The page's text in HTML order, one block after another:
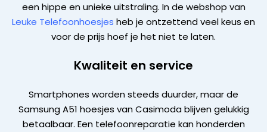
een hippe en unieke uitstraling. In de webshop van
Leuke Telefoonhoesjes heb je ontzettend veel keus en
voor de prijs hoef je het niet te laten.
Kwaliteit en service
Smartphones worden steeds duurder, maar de
Samsung A51 hoesjes van Casimoda blijven gelukkig
betaalbaar. Een telefoonreparatie kan honderden